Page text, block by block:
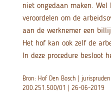
niet ongedaan maken.
veroordelen om de
aan de werknemer een
Het hof kan ook zelf de
In deze procedure besloot
Bron: Hof Den Bosch |
200.251.500/01 | 26-06-2019